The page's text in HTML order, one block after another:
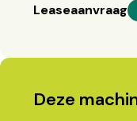
Leaseaanvraag
Deze